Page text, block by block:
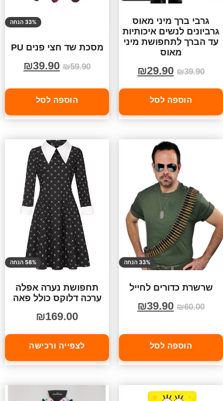
גרבי ברך מיני מאוס
גרביונים לנשים איכותיות
עד הברך לתחפושת מיני
מאוס
₪39.90
₪29.90
הוספה לסל
33% הנחה
מסכת שד חצי פנים PU
₪59.90
₪39.90
הוספה לסל
33% הנחה
שרשרת כדורים לחייל
₪60.00
₪39.90
הוספה לסל
58% הנחה
תחפושת נערה אפלה
ערכה דלוקס כולל פאה
₪169.00
לצפייה ורכישה